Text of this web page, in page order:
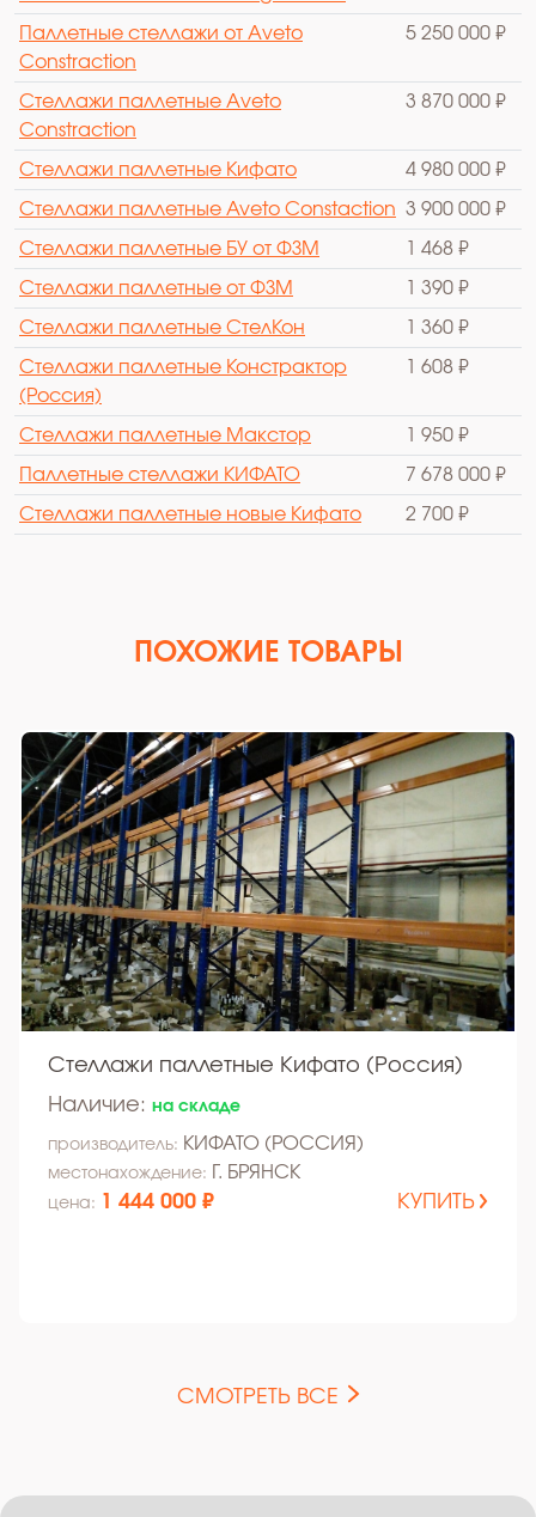
Паллетные стеллажи от Аveto
Constraction
5 250 000 ₽
Стеллажи паллетные Аveto
Constraction
3 870 000 ₽
Стеллажи паллетные Кифато 4 980 000 ₽
Стеллажи паллетные Aveto Constaction 3 900 000 ₽
Стеллажи паллетные БУ от ФЗМ 1 468 ₽
Стеллажи паллетные от ФЗМ 1 390 ₽
Стеллажи паллетные СтелКон 1 360 ₽
Стеллажи паллетные Констрактор
(Россия)
1 608 ₽
Стеллажи паллетные Макстор 1 950 ₽
Паллетные стеллажи КИФАТО 7 678 000 ₽
Стеллажи паллетные новые Кифато 2 700 ₽
ПОХОЖИЕ ТОВАРЫ
Стеллажи паллетные Кифато (Россия)
Наличие: на складе
производитель: КИФАТО (РОССИЯ)
местонахождение: Г. БРЯНСК
цена: 1 444 000 ₽ КУПИТЬ
СМОТРЕТЬ ВСЕ